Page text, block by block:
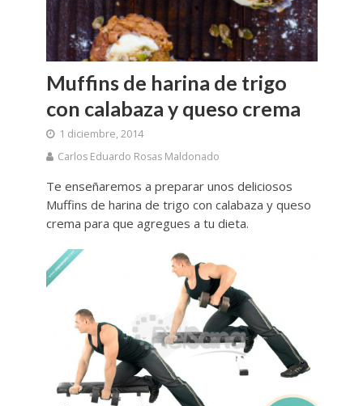
Muffins de harina de trigo
con calabaza y queso crema
1 diciembre, 2014
Carlos Eduardo Rosas Maldonado
Te enseñaremos a preparar unos deliciosos
Muffins de harina de trigo con calabaza y queso
crema para que agregues a tu dieta.